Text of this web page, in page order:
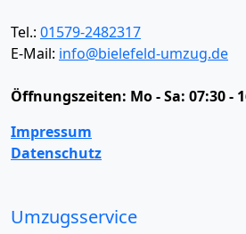
Tel.: 01579-2482317
E-Mail: info@bielefeld-umzug.de
Öffnungszeiten: Mo - Sa: 07:30 -
Impressum
Datenschutz
Umzugsservice